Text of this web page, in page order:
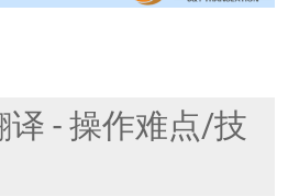
译 - 操作难点/技